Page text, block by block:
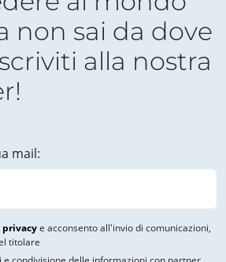
non sai da dove
alla nostra
mail:
e acconsento all'invio di comunicazioni,
titolare